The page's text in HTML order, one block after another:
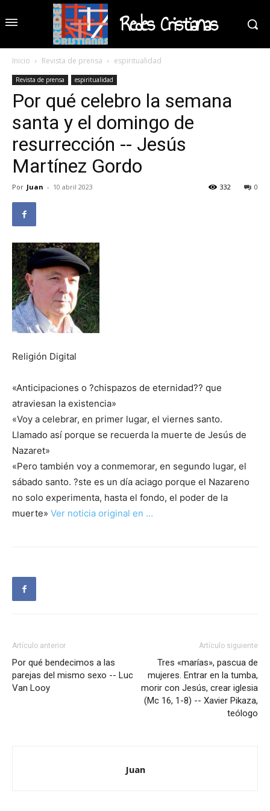
Redes Cristianas
Inicio Revista de prensa espiritualidad
Revista de prensa espiritualidad
Por qué celebro la semana
santa y el domingo de
resurrección -- Jesús
Martínez Gordo
Por Juan - 10 abril 2023 0
332
Religión Digital
«Anticipaciones o ?chispazos de eternidad?? que
atraviesan la existencia»
«Voy a celebrar, en primer lugar, el viernes santo.
Llamado así porque se recuerda la muerte de Jesús de
Nazaret»
«Pero también voy a conmemorar, en segundo lugar, el
sábado santo. ?ste es un día aciago porque el Nazareno
no solo experimenta, hasta el fondo, el poder de la
muerte» Ver noticia original en …
Artículo anterior
Por qué bendecimos a las
parejas del mismo sexo -- Luc
Van Looy
Artículo siguiente
Tres «marías», pascua de
mujeres. Entrar en la tumba,
morir con Jesús, crear iglesia
(Mc 16, 1-8) -- Xavier Pikaza,
teólogo
Juan